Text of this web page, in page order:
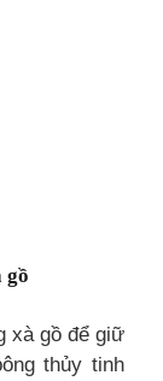
gồ
xà gồ để giữ
thủy tinh